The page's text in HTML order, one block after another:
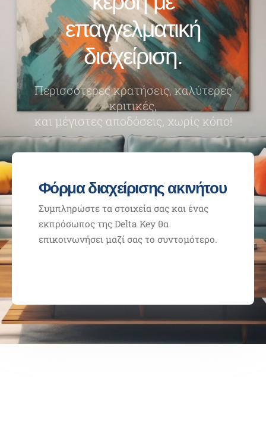
επαγγελματική
διαχείριση.
Περισσότερες κρατήσεις, καλύτερες
κριτικές,
και μέγιστες αποδόσεις, χωρίς κόπο!
Φόρμα διαχείρισης ακινήτου
Συμπληρώστε τα στοιχεία σας και ένας
εκπρόσωπος της Delta Key θα
επικοινωνήσει μαζί σας το συντομότερο.